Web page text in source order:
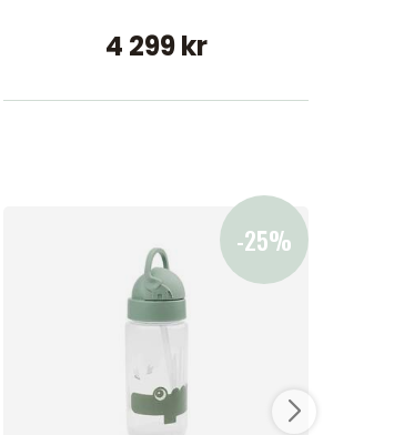
4 299 kr